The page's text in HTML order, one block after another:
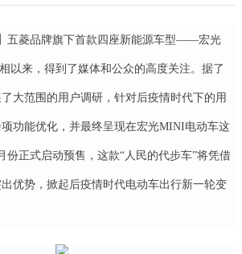
五菱品牌旗下首款四座新能源车型——宏光
以来，得到了媒体和公众的高度关注。据了
大范围的用户调研，针对后疫情时代下的用
功能优化，并最终呈现在宏光MINI电动车这
份正式启动预售，这款“人民的代步车”将凭借
优势，掀起后疫情时代电动车出行新一轮变